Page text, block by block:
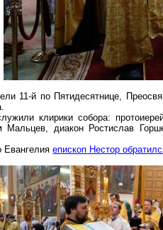
11-й по Пятидесятнице,
клирики собора:
Мальцев, диакон Ростислав
Евангелияепископ Нестор